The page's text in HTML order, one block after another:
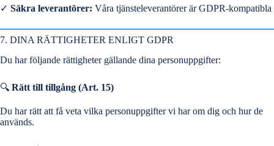
✓ Säkra leverantörer: Våra tjänsteleverantörer är GDPR-kompatibla
7. DINA RÄTTIGHETER ENLIGT GDPR
Du har följande rättigheter gällande dina personuppgifter:
🔍 Rätt till tillgång (Art. 15)
Du har rätt att få veta vilka personuppgifter vi har om dig och hur de
används.